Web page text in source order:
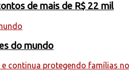
de mais de R$ 22 mil
do mundo